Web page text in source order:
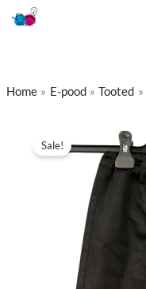
Skip
Home E-pood Tooted
Sale!
hind
oli:
8,00 €.